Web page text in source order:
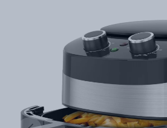
Electrodomésticos
Televisores
Audio